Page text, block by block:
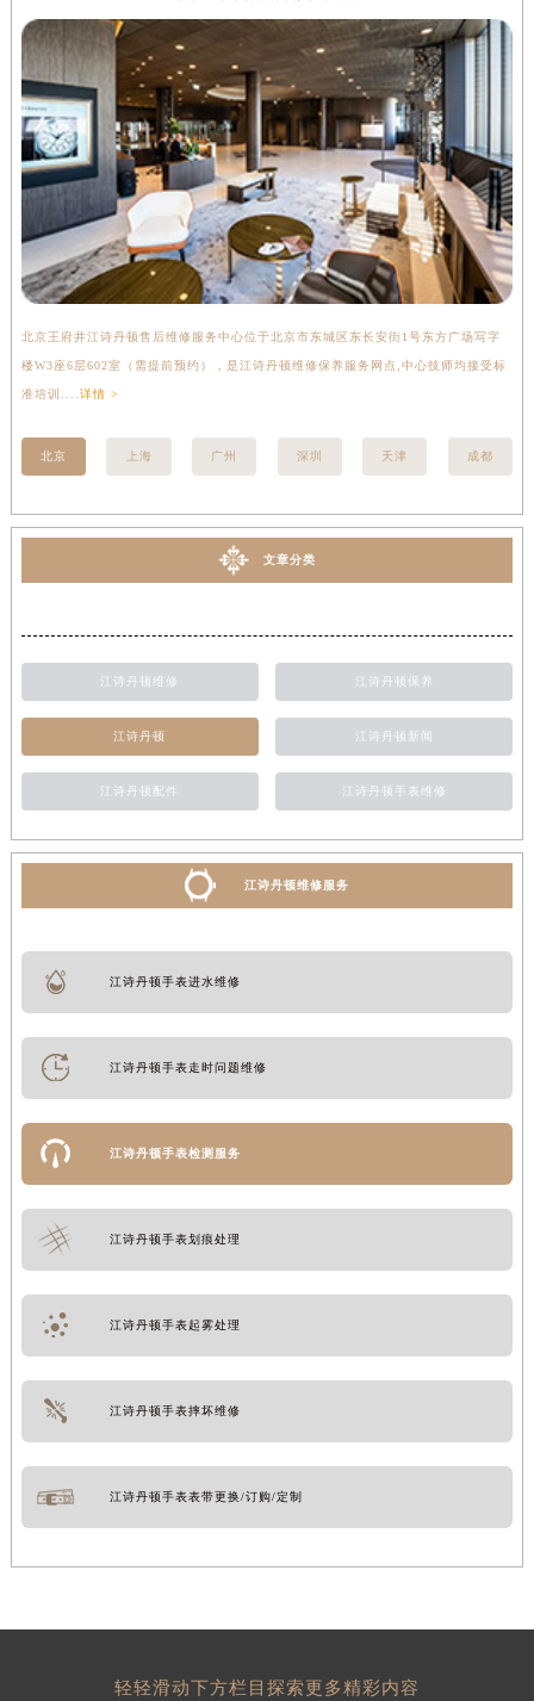
北京王府井江诗丹顿售后维修服务中心位于北京市东城区东长安街1号东方广场写字
楼W3座6层602室（需提前预约），是江诗丹顿维修保养服务网点,中心技师均接受标
准培训.... 详情 >
北京 上海 广州 深圳 天津 成都
文章分类
江诗丹顿维修 江诗丹顿保养
江诗丹顿 江诗丹顿新闻
江诗丹顿配件 江诗丹顿手表维修
江诗丹顿维修服务
江诗丹顿手表进水维修
江诗丹顿手表走时问题维修
江诗丹顿手表检测服务
江诗丹顿手表划痕处理
江诗丹顿手表起雾处理
江诗丹顿手表摔坏维修
江诗丹顿手表表带更换/订购/定制
轻轻滑动下方栏目探索更多精彩内容